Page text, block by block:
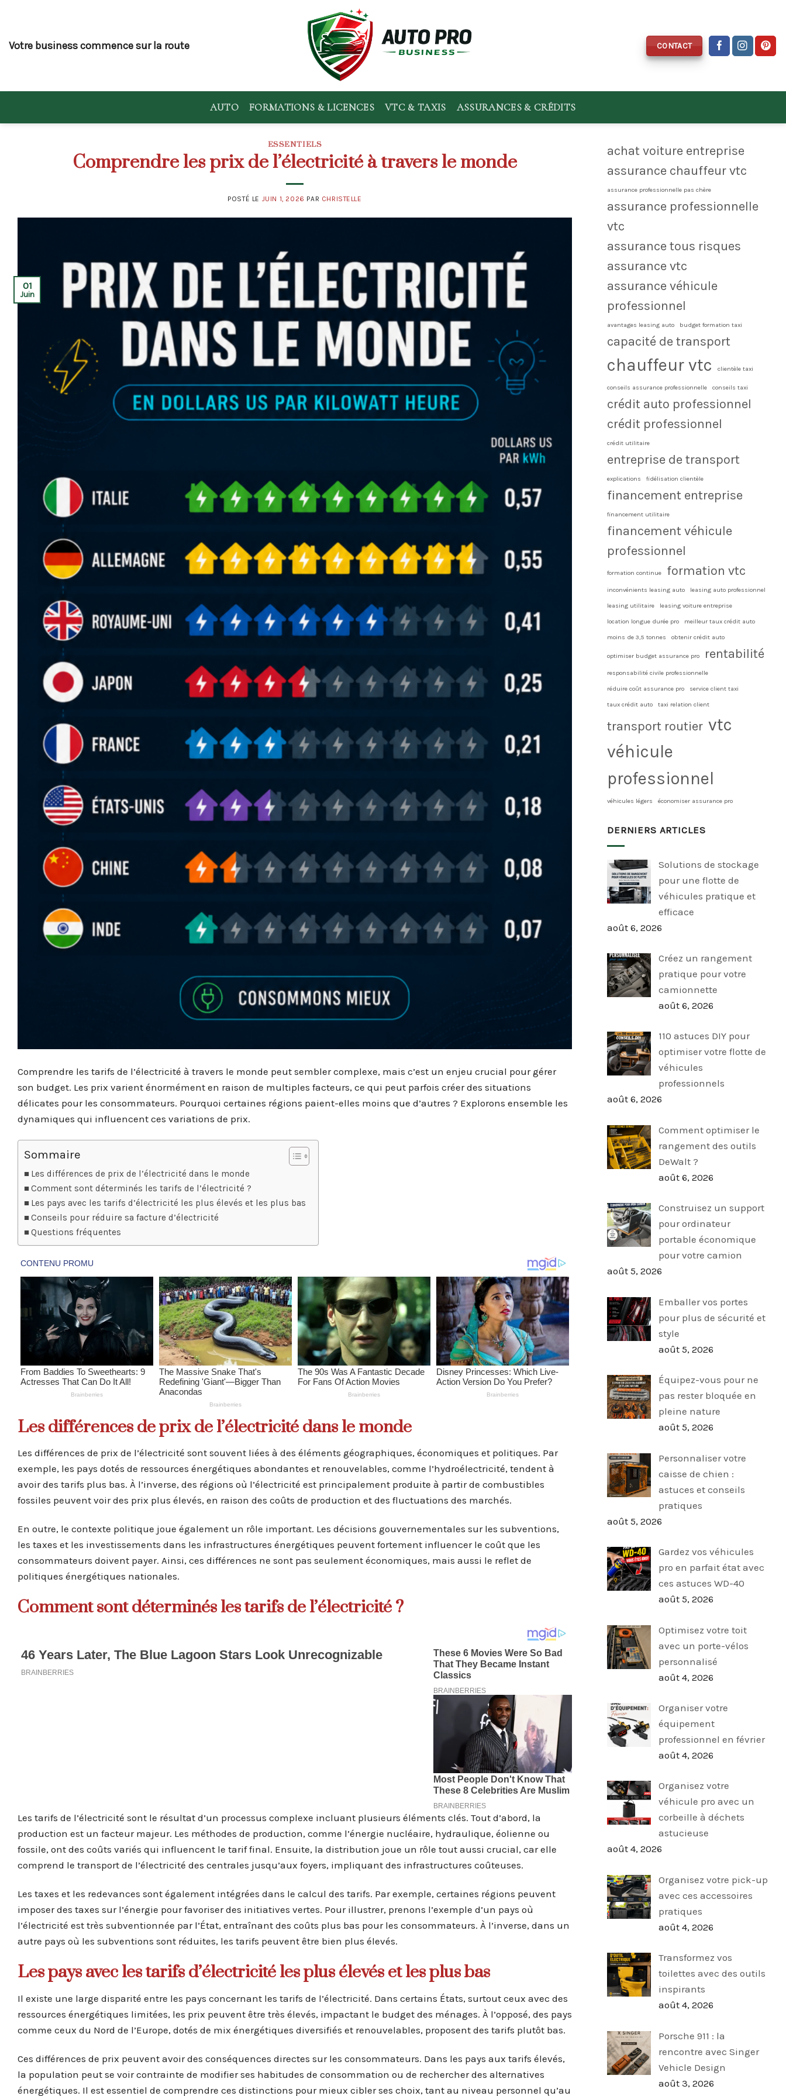
content
Votre business commence sur la route CONTACT
AUTO FORMATIONS & LICENCES VTC & TAXIS ASSURANCES & CRÉDITS
ESSENTIELS
Comprendre les prix de l’électricité à travers le monde
POSTÉ LE JUIN 1, 2026 PAR CHRISTELLE
01
Juin
Comprendre les tarifs de l’électricité à travers le monde peut sembler complexe, mais c’est un enjeu crucial pour gérer
son budget. Les prix varient énormément en raison de multiples facteurs, ce qui peut parfois créer des situations
délicates pour les consommateurs. Pourquoi certaines régions paient-elles moins que d’autres ? Explorons ensemble les
dynamiques qui influencent ces variations de prix.
Sommaire
Les différences de prix de l’électricité dans le monde
Comment sont déterminés les tarifs de l’électricité ?
Les pays avec les tarifs d’électricité les plus élevés et les plus bas
Conseils pour réduire sa facture d’électricité
Questions fréquentes
Les différences de prix de l’électricité dans le monde
Les différences de prix de l’électricité sont souvent liées à des éléments géographiques, économiques et politiques. Par
exemple, les pays dotés de ressources énergétiques abondantes et renouvelables, comme l’hydroélectricité, tendent à
avoir des tarifs plus bas. À l’inverse, des régions où l’électricité est principalement produite à partir de combustibles
fossiles peuvent voir des prix plus élevés, en raison des coûts de production et des fluctuations des marchés.
En outre, le contexte politique joue également un rôle important. Les décisions gouvernementales sur les subventions,
les taxes et les investissements dans les infrastructures énergétiques peuvent fortement influencer le coût que les
consommateurs doivent payer. Ainsi, ces différences ne sont pas seulement économiques, mais aussi le reflet de
politiques énergétiques nationales.
Comment sont déterminés les tarifs de l’électricité ?
Les tarifs de l’électricité sont le résultat d’un processus complexe incluant plusieurs éléments clés. Tout d’abord, la
production est un facteur majeur. Les méthodes de production, comme l’énergie nucléaire, hydraulique, éolienne ou
fossile, ont des coûts variés qui influencent le tarif final. Ensuite, la distribution joue un rôle tout aussi crucial, car elle
comprend le transport de l’électricité des centrales jusqu’aux foyers, impliquant des infrastructures coûteuses.
Les taxes et les redevances sont également intégrées dans le calcul des tarifs. Par exemple, certaines régions peuvent
imposer des taxes sur l’énergie pour favoriser des initiatives vertes. Pour illustrer, prenons l’exemple d’un pays où
l’électricité est très subventionnée par l’État, entraînant des coûts plus bas pour les consommateurs. À l’inverse, dans un
autre pays où les subventions sont réduites, les tarifs peuvent être bien plus élevés.
Les pays avec les tarifs d’électricité les plus élevés et les plus bas
Il existe une large disparité entre les pays concernant les tarifs de l’électricité. Dans certains États, surtout ceux avec des
ressources énergétiques limitées, les prix peuvent être très élevés, impactant le budget des ménages. À l’opposé, des pays
comme ceux du Nord de l’Europe, dotés de mix énergétiques diversifiés et renouvelables, proposent des tarifs plutôt bas.
Ces différences de prix peuvent avoir des conséquences directes sur les consommateurs. Dans les pays aux tarifs élevés,
la population peut se voir contrainte de modifier ses habitudes de consommation ou de rechercher des alternatives
énergétiques. Il est essentiel de comprendre ces distinctions pour mieux cibler ses choix, tant au niveau personnel qu’au
achat voiture entreprise
assurance chauffeur vtc
assurance professionnelle pas chère
assurance professionnelle
vtc
assurance tous risques
assurance vtc
assurance véhicule
professionnel
avantages leasing auto budget formation taxi
capacité de transport
chauffeur vtc clientèle taxi
conseils assurance professionnelle conseils taxi
crédit auto professionnel
crédit professionnel
crédit utilitaire
entreprise de transport
explications fidélisation clientèle
financement entreprise
financement utilitaire
financement véhicule
professionnel
formation continue formation vtc
inconvénients leasing auto leasing auto professionnel
leasing utilitaire leasing voiture entreprise
location longue durée pro meilleur taux crédit auto
moins de 3,5 tonnes obtenir crédit auto
optimiser budget assurance pro rentabilité
responsabilité civile professionnelle
réduire coût assurance pro service client taxi
taux crédit auto taxi relation client
transport routier vtc
véhicule
professionnel
véhicules légers économiser assurance pro
DERNIERS ARTICLES
Solutions de stockage
pour une flotte de
véhicules pratique et
efficace
août 6, 2026
Créez un rangement
pratique pour votre
camionnette
août 6, 2026
110 astuces DIY pour
optimiser votre flotte de
véhicules
professionnels
août 6, 2026
Comment optimiser le
rangement des outils
DeWalt ?
août 6, 2026
Construisez un support
pour ordinateur
portable économique
pour votre camion
août 5, 2026
Emballer vos portes
pour plus de sécurité et
style
août 5, 2026
Équipez-vous pour ne
pas rester bloquée en
pleine nature
août 5, 2026
Personnaliser votre
caisse de chien :
astuces et conseils
pratiques
août 5, 2026
Gardez vos véhicules
pro en parfait état avec
ces astuces WD-40
août 5, 2026
Optimisez votre toit
avec un porte-vélos
personnalisé
août 4, 2026
Organiser votre
équipement
professionnel en février
août 4, 2026
Organisez votre
véhicule pro avec un
corbeille à déchets
astucieuse
août 4, 2026
Organisez votre pick-up
avec ces accessoires
pratiques
août 4, 2026
Transformez vos
toilettes avec des outils
inspirants
août 4, 2026
Porsche 911 : la
rencontre avec Singer
Vehicle Design
août 3, 2026